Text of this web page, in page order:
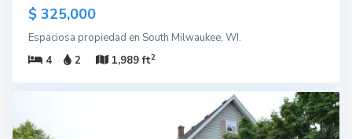
$ 325,000
Espaciosa propiedad en South Milwaukee, WI.
4
2 1,989 ft2